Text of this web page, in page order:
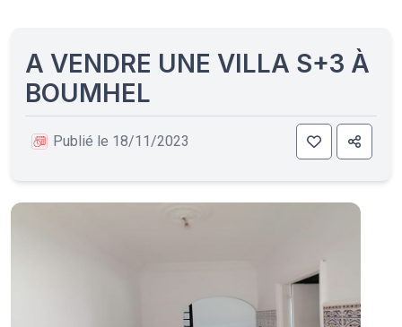
A VENDRE UNE VILLA S+3 À
BOUMHEL
Publié le 18/11/2023